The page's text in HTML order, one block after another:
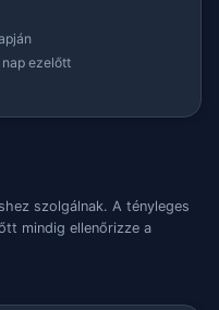
ezelőtt
szolgálnak. A tényleges
mindig ellenőrizze a